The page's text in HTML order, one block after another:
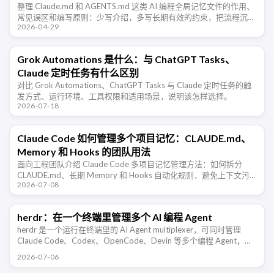
整理 Claude.md 和 AGENTS.md 这类 AI 编程全局记忆文件的作用、
常见误区和编写原则：少写介绍，多写长期有效的约束，把流程沉淀
到技能或命令里。
2026-04-29
Grok Automations 是什么：与 ChatGPT Tasks、
Claude 定时任务有什么区别
对比 Grok Automations、ChatGPT Tasks 与 Claude 定时任务的触
发方式、运行环境、工具权限和适用场景，说明该怎样选择。
2026-07-18
Claude Code 如何管理多个项目记忆：CLAUDE.md、
Memory 和 Hooks 的团队用法
面向工程团队介绍 Claude Code 多项目记忆管理方法：如何拆分
CLAUDE.md、长期 Memory 和 Hooks 自动化规则，避免上下文污
染，让 AI 编程助手在不同仓库里稳定协作。
2026-07-08
herdr：在一个终端里管理多个 AI 编程 Agent
herdr 是一个运行在终端里的 AI Agent multiplexer，可同时管理
Claude Code、Codex、OpenCode、Devin 等多个编程 Agent，并
2026-07-06